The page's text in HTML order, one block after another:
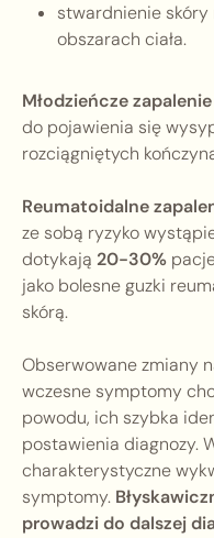
stwardnienie skóry
obszarach ciała.
Młodzieńcze
do pojawienia się
rozciągniętych
Reumatoidalne
ze sobą ryzyko
dotykają 20-30%
jako bolesne guzki
skórą.
Obserwowane zmiany
wczesne symptomy
powodu, ich szybka
postawienia diagnozy.
charakterystyczne
symptomy.
prowadzi do dalszej